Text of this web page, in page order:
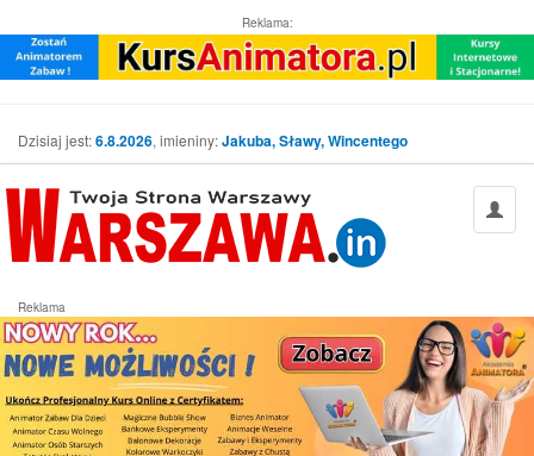
Reklama:
Dzisiaj jest:6.8.2026, imieniny:Jakuba, Sławy, Wincentego
Reklama